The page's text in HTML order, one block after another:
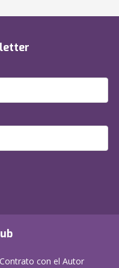
Contrato con el Autor